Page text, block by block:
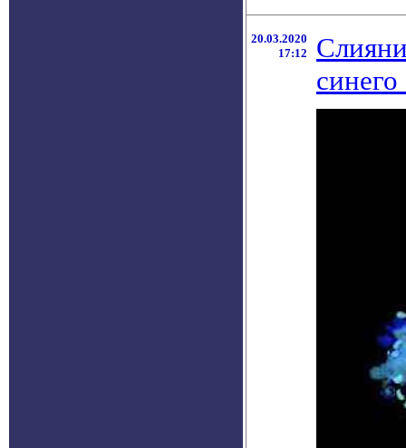
20.03.2020
17:12
синего